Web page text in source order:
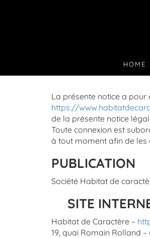
HOME
La présente notice a
https://
de la présente notice
Toute connexion est
à tout moment afin de
PUBLICATION
Société Habitat de
SITE
Habitat de Caractère –
19, quai Romain Rolland